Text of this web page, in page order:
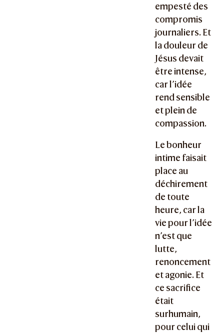
empesté des
compromis
journaliers. Et
la douleur de
Jésus devait
être intense,
car l’idée
rend sensible
et plein de
compassion.
Le bonheur
intime faisait
place au
déchirement
de toute
heure, car la
vie pour l’idée
n’est que
lutte,
renoncement
et agonie. Et
ce sacrifice
était
surhumain,
pour celui qui